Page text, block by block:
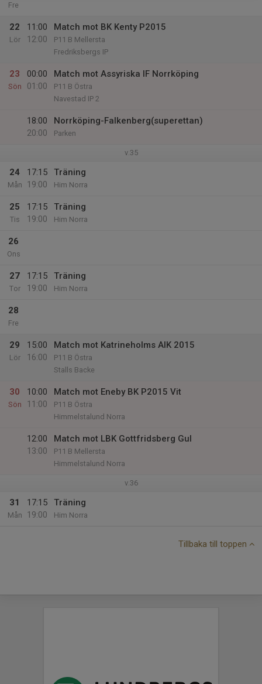
Fre
22
Lör
11:00
12:00
Match mot BK Kenty P2015
P11 B Mellersta
Fredriksbergs IP
23
Sön
00:00
01:00
Match mot Assyriska IF Norrköping
P11 B Östra
Navestad IP 2
18:00
20:00
Norrköping-Falkenberg(superettan)
Parken
v.35
24
Mån
17:15
19:00
Träning
Him Norra
25
Tis
17:15
19:00
Träning
Him Norra
26
Ons
27
Tor
17:15
19:00
Träning
Him Norra
28
Fre
29
Lör
15:00
16:00
Match mot Katrineholms AIK 2015
P11 B Östra
Stalls Backe
30
Sön
10:00
11:00
Match mot Eneby BK P2015 Vit
P11 B Östra
Himmelstalund Norra
12:00
13:00
Match mot LBK Gottfridsberg Gul
P11 B Mellersta
Himmelstalund Norra
v.36
31
Mån
17:15
19:00
Träning
Him Norra
Tillbaka till toppen